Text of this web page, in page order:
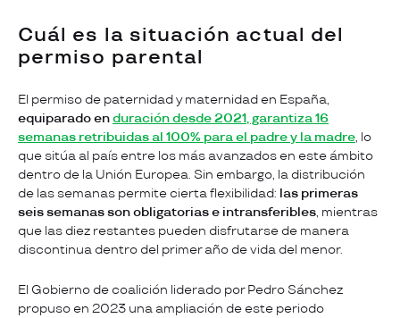
Cuál es la situación actual del
permiso parental
El permiso de paternidad y maternidad en España,
equiparado enduración desde 2021, garantiza 16
semanas retribuidas al 100% para el padre y la madre, lo
que sitúa al país entre los más avanzados en este ámbito
dentro de la Unión Europea. Sin embargo, la distribución
de las semanas permite cierta flexibilidad: las primeras
seis semanas son obligatorias e intransferibles, mientras
que las diez restantes pueden disfrutarse de manera
discontinua dentro del primer año de vida del menor.
El Gobierno de coalición liderado por Pedro Sánchez
propuso en 2023 una ampliación de este periodo